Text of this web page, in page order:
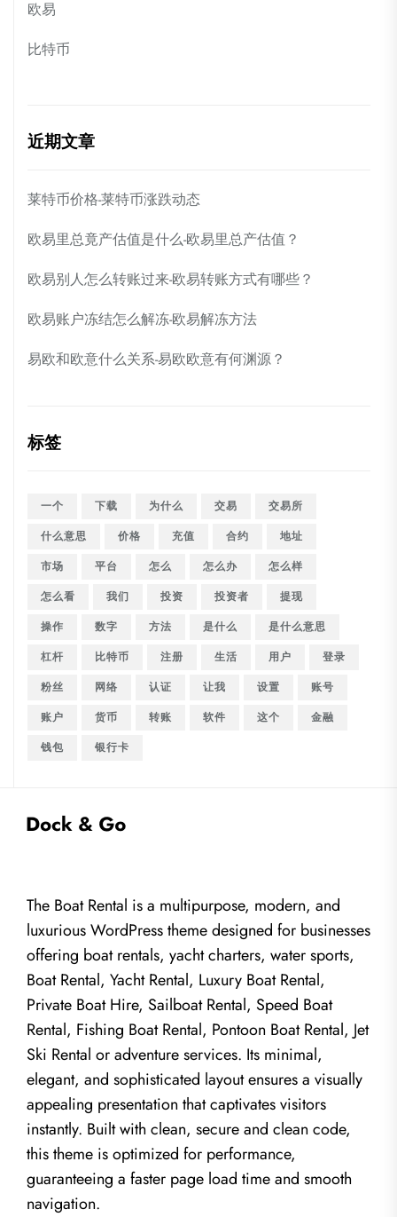
欧易
比特币
近期文章
莱特币价格-莱特币涨跌动态
欧易里总竟产估值是什么-欧易里总产估值？
欧易别人怎么转账过来-欧易转账方式有哪些？
欧易账户冻结怎么解冻-欧易解冻方法
易欧和欧意什么关系-易欧欧意有何渊源？
标签
一个 下载 为什么 交易
交易所
什么意思
价格 充值 合约
地址
市场
平台 怎么 怎么办
怎么样
怎么看
我们 投资 投资者
提现
操作
数字 方法 是什么
是什么意思
杠杆
比特币 注册 生活 用户
登录
粉丝
网络 认证 让我 设置
账号
账户
货币 转账 软件 这个
金融
钱包
银行卡
The Boat Rental is a multipurpose, modern, and
luxurious WordPress theme designed for businesses
offering boat rentals, yacht charters, water sports,
Boat Rental, Yacht Rental, Luxury Boat Rental,
Private Boat Hire, Sailboat Rental, Speed Boat
Rental, Fishing Boat Rental, Pontoon Boat Rental, Jet
Ski Rental or adventure services. Its minimal,
elegant, and sophisticated layout ensures a visually
appealing presentation that captivates visitors
instantly. Built with clean, secure and clean code,
this theme is optimized for performance,
guaranteeing a faster page load time and smooth
navigation.